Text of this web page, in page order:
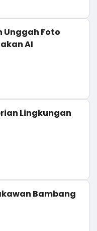
Foto
AI
Lingkungan
Bambang